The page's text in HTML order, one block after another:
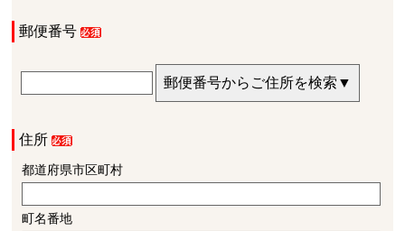
郵便番号
住所
都道府県市区町村
町名番地